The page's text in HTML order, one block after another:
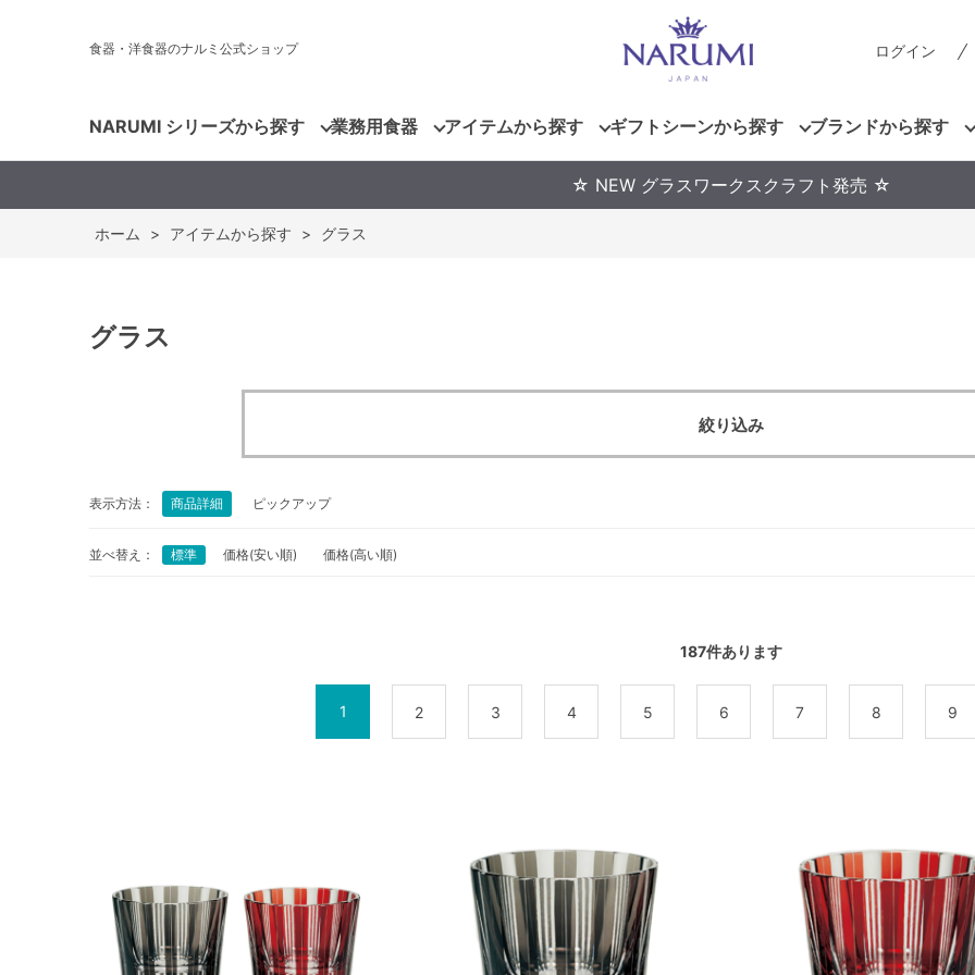
食器・洋食器のナルミ公式ショップ ログイン
NARUMI シリーズから探す 業務用食器 アイテムから探す ギフトシーンから探す ブランドから探す
☆ NEW グラスワークスクラフト発売 ☆
ホーム > アイテムから探す > グラス
グラス
絞り込み
表示方法： 商品詳細 ピックアップ
並べ替え： 標準 価格(安い順) 価格(高い順)
187件あります
1 2 3 4 5 6 7 8 9